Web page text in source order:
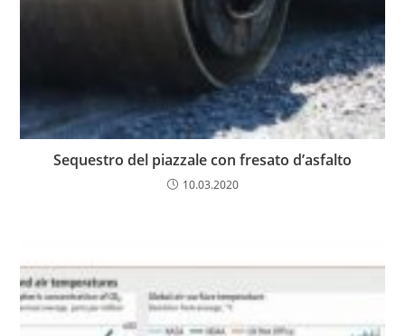
Sequestro del piazzale con fresato d’asfalto
10.03.2020